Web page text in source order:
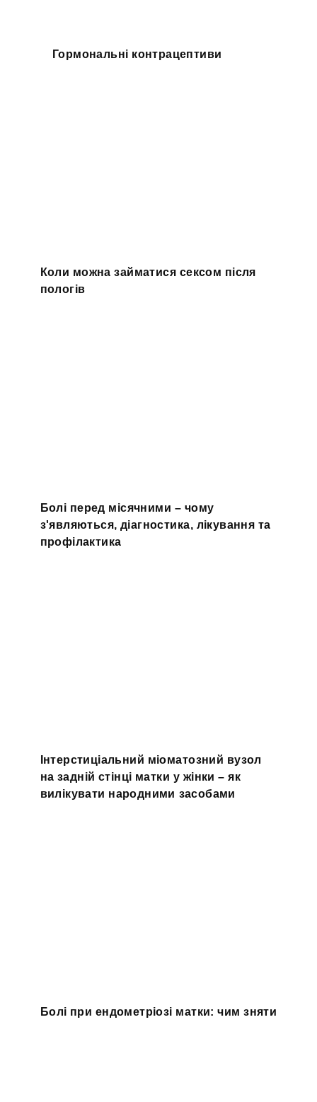
Гормональні контрацептиви
Коли можна займатися сексом після
пологів
Болі перед місячними – чому
з'являються, діагностика, лікування та
профілактика
Інтерстиціальний міоматозний вузол
на задній стінці матки у жінки – як
вилікувати народними засобами
Болі при ендометріозі матки: чим зняти